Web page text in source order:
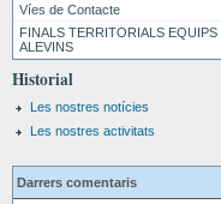
Víes de Contacte
FINALS TERRITORIALS EQUIPS
ALEVINS
Historial
Les nostres notícies
Les nostres activitats
Darrers comentaris